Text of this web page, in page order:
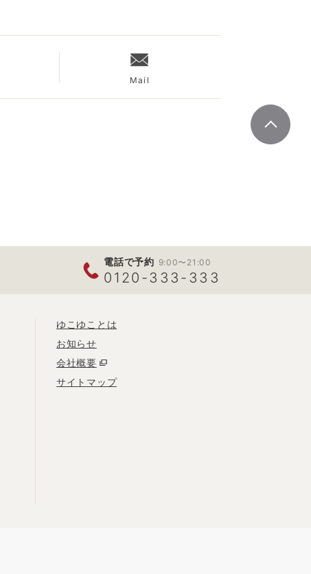
Mail
電話で予約 9:00〜21:00
0120-333-333
ゆこゆことは
お知らせ
会社概要
サイトマップ